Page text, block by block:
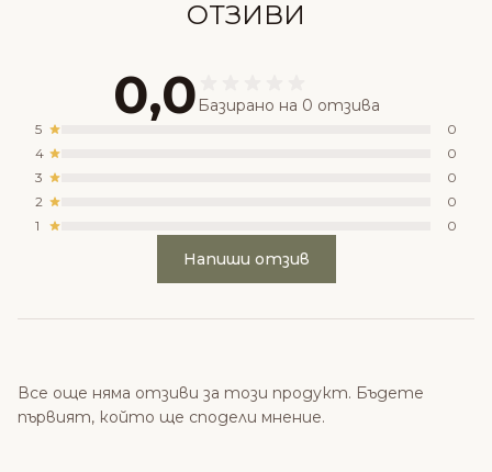
ОТЗИВИ
0,0 Базирано на 0 отзива
5
0
4
0
3
0
2
0
1
0
Напиши отзив
Все още няма отзиви за този продукт. Бъдете
първият, който ще сподели мнение.